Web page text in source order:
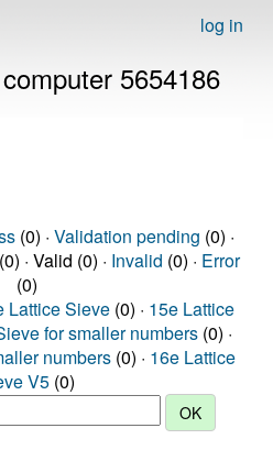
log in
5654186
(0) · Validation pending (0) ·
· Valid (0) · Invalid (0) · Error
(0)
Lattice Sieve (0) · 15e Lattice
for smaller numbers (0) ·
numbers (0) · 16e Lattice
V5 (0)